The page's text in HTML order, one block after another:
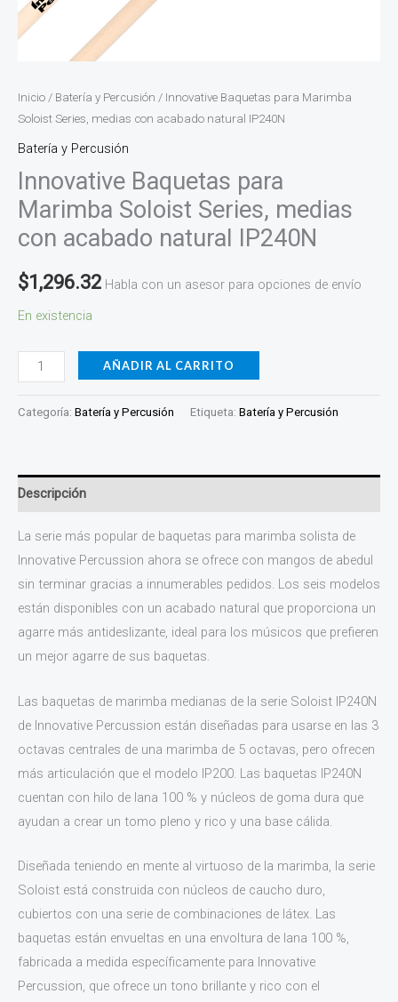
Inicio / Batería y Percusión / Innovative Baquetas para Marimba
Soloist Series, medias con acabado natural IP240N
Batería y Percusión
Innovative Baquetas para
Marimba Soloist Series, medias
con acabado natural IP240N
$1,296.32 Habla con un asesor para opciones de envío
En existencia
AÑADIR AL CARRITO
Categoría: Batería y Percusión Etiqueta: Batería y Percusión
Descripción
La serie más popular de baquetas para marimba solista de
Innovative Percussion ahora se ofrece con mangos de abedul
sin terminar gracias a innumerables pedidos. Los seis modelos
están disponibles con un acabado natural que proporciona un
agarre más antideslizante, ideal para los músicos que prefieren
un mejor agarre de sus baquetas.
Las baquetas de marimba medianas de la serie Soloist IP240N
de Innovative Percussion están diseñadas para usarse en las 3
octavas centrales de una marimba de 5 octavas, pero ofrecen
más articulación que el modelo IP200. Las baquetas IP240N
cuentan con hilo de lana 100 % y núcleos de goma dura que
ayudan a crear un tomo pleno y rico y una base cálida.
Diseñada teniendo en mente al virtuoso de la marimba, la serie
Soloist está construida con núcleos de caucho duro,
cubiertos con una serie de combinaciones de látex. Las
baquetas están envueltas en una envoltura de lana 100 %,
fabricada a medida específicamente para Innovative
Percussion, que ofrece un tono brillante y rico con el